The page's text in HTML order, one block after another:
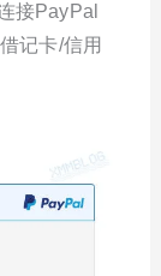
接PayPal
记卡/信用